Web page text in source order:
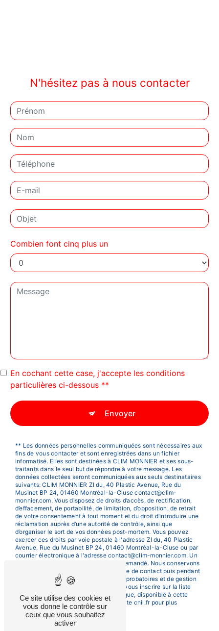
N'hésitez pas à nous contacter
Combien font cinq plus un
En cochant cette case, j'accepte les conditions
particulières ci-dessous **
Envoyer
** Les données personnelles communiquées sont nécessaires aux
fins de vous contacter et sont enregistrées dans un fichier
informatisé. Elles sont destinées à CLIM MONNIER et ses sous-
traitants dans le seul but de répondre à votre message. Les
données collectées seront communiquées aux seuls destinataires
suivants: CLIM MONNIER ZI du, 40 Plastic Avenue, Rue du
Musinet BP 24, 01460 Montréal-la-Cluse contact@clim-
monnier.com. Vous disposez de droits d’accès, de rectification,
d’effacement, de portabilité, de limitation, d’opposition, de retrait
de votre consentement à tout moment et du droit d’introduire une
réclamation auprès d’une autorité de contrôle, ainsi que
d’organiser le sort de vos données post-mortem. Vous pouvez
exercer ces droits par voie postale à l'adresse ZI du, 40 Plastic
Avenue, Rue du Musinet BP 24, 01460 Montréal-la-Cluse ou par
courrier électronique à l'adresse contact@clim-monnier.com. Un
justificatif d'identité pourra vous être demandé. Nous conservons
vos données pendant la période de prise de contact puis pendant
la durée de prescription légale aux fins probatoires et de gestion
des contentieux. Vous avez le droit de vous inscrire sur la liste
d'opposition au démarchage téléphonique, disponible à cette
adresse:Bloctel.gouv.fr. Consultez le site cnil.fr pour plus
d’informations sur vos droits.
Ce site utilise des cookies et
vous donne le contrôle sur
ceux que vous souhaitez
activer